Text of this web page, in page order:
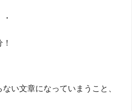
い文章になっていまうこと、